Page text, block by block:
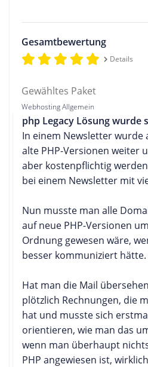
Gesamtbewertung
Details
Gewähltes Paket
Webhosting Allgemein
php Legacy Lösung wurde
In einem Newsletter wurde
alte PHP-Versionen weiter
aber kostenpflichtig
bei einem Newsletter mit
Nun musste man alle
auf neue PHP-Versionen
Ordnung gewesen wäre,
besser kommuniziert hätte.
Hat man die Mail
plötzlich Rechnungen, die
hat und musste sich
orientieren, wie man das
wenn man überhaupt
PHP angewiesen ist,